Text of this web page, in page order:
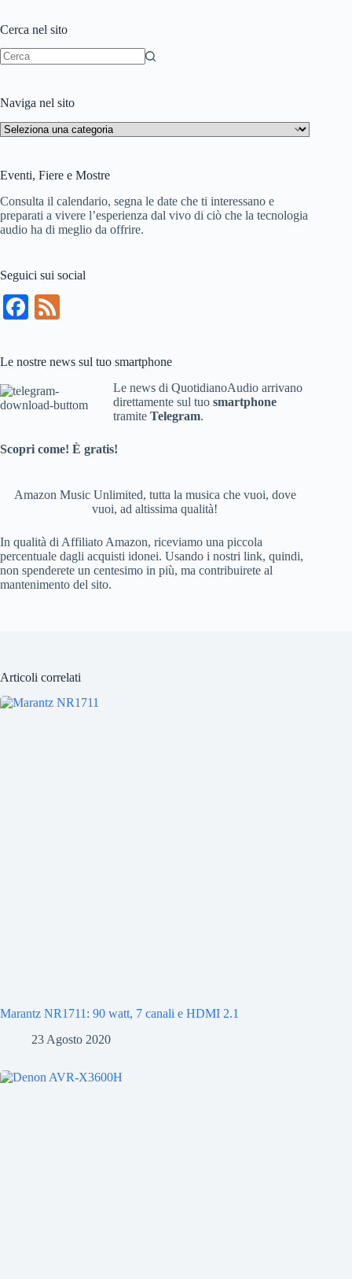
Cerca nel sito
Naviga nel sito
Naviga
nel
Eventi, Fiere e Mostre
Consulta il calendario, segna le date che ti interessano e
preparati a vivere l’esperienza dal vivo di ciò che la tecnologia
audio ha di meglio da offrire.
Seguici sui social
Fa
bo
ok
Le nostre news sul tuo smartphone
Le news di QuotidianoAudio arrivano
direttamente sul tuo smartphone
tramite Telegram.
Scopri come! È gratis!
Amazon Music Unlimited, tutta la musica che vuoi, dove
vuoi, ad altissima qualità!
In qualità di Affiliato Amazon, riceviamo una piccola
percentuale dagli acquisti idonei. Usando i nostri link, quindi,
non spenderete un centesimo in più, ma contribuirete al
mantenimento del sito.
Articoli correlati
Marantz NR1711: 90 watt, 7 canali e HDMI 2.1
23 Agosto 2020